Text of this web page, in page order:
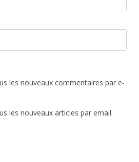
les nouveaux commentaires par e-
les nouveaux articles par email.